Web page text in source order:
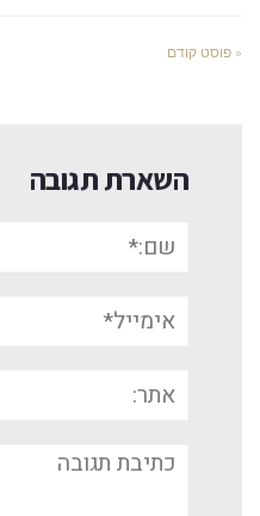
« פוסט קודם
השארת תגובה
אימייל*
תגובה